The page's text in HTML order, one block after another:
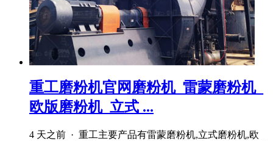
重工磨粉机官网磨粉机_雷蒙磨粉机_
欧版磨粉机_立式 ...
4 天之前 · 重工主要产品有雷蒙磨粉机,立式磨粉机,欧